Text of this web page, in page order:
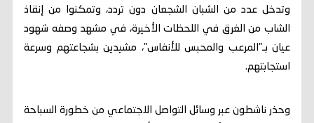
وتدخل عدد من الشبان الشجعان دون تردد، وتمكنوا من إنقاذ
الشاب من الغرق في اللحظات الأخيرة، في مشهد وصفه شهود
عيان بـ"المرعب والمحبس للأنفاس"، مشيدين بشجاعتهم وسرعة
استجابتهم.
وحذر ناشطون عبر وسائل التواصل الاجتماعي من خطورة السباحة